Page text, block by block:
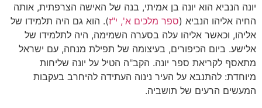
יונה הנביא הוא יונה בן אמיתי, בנה של האישה הצרפתית, אותה
החיה אליהו הנביא (ספר מלכים א', י"ז). הוא גם היה תלמידו של
אליהו, וכאשר אליהו עלה בסערה השמימה, היה לתלמידו של
אלישע. ביום הכיפורים, בעיצומה של תפילת מנחה, עם ישראל
מתאסף לקריאת ספר יונה. הקב"ה הטיל על יונה שליחות
מיוחדת: להתנבא על העיר נינוה העתידה להיחרב בעקבות
המעשים הרעים של תושביה.